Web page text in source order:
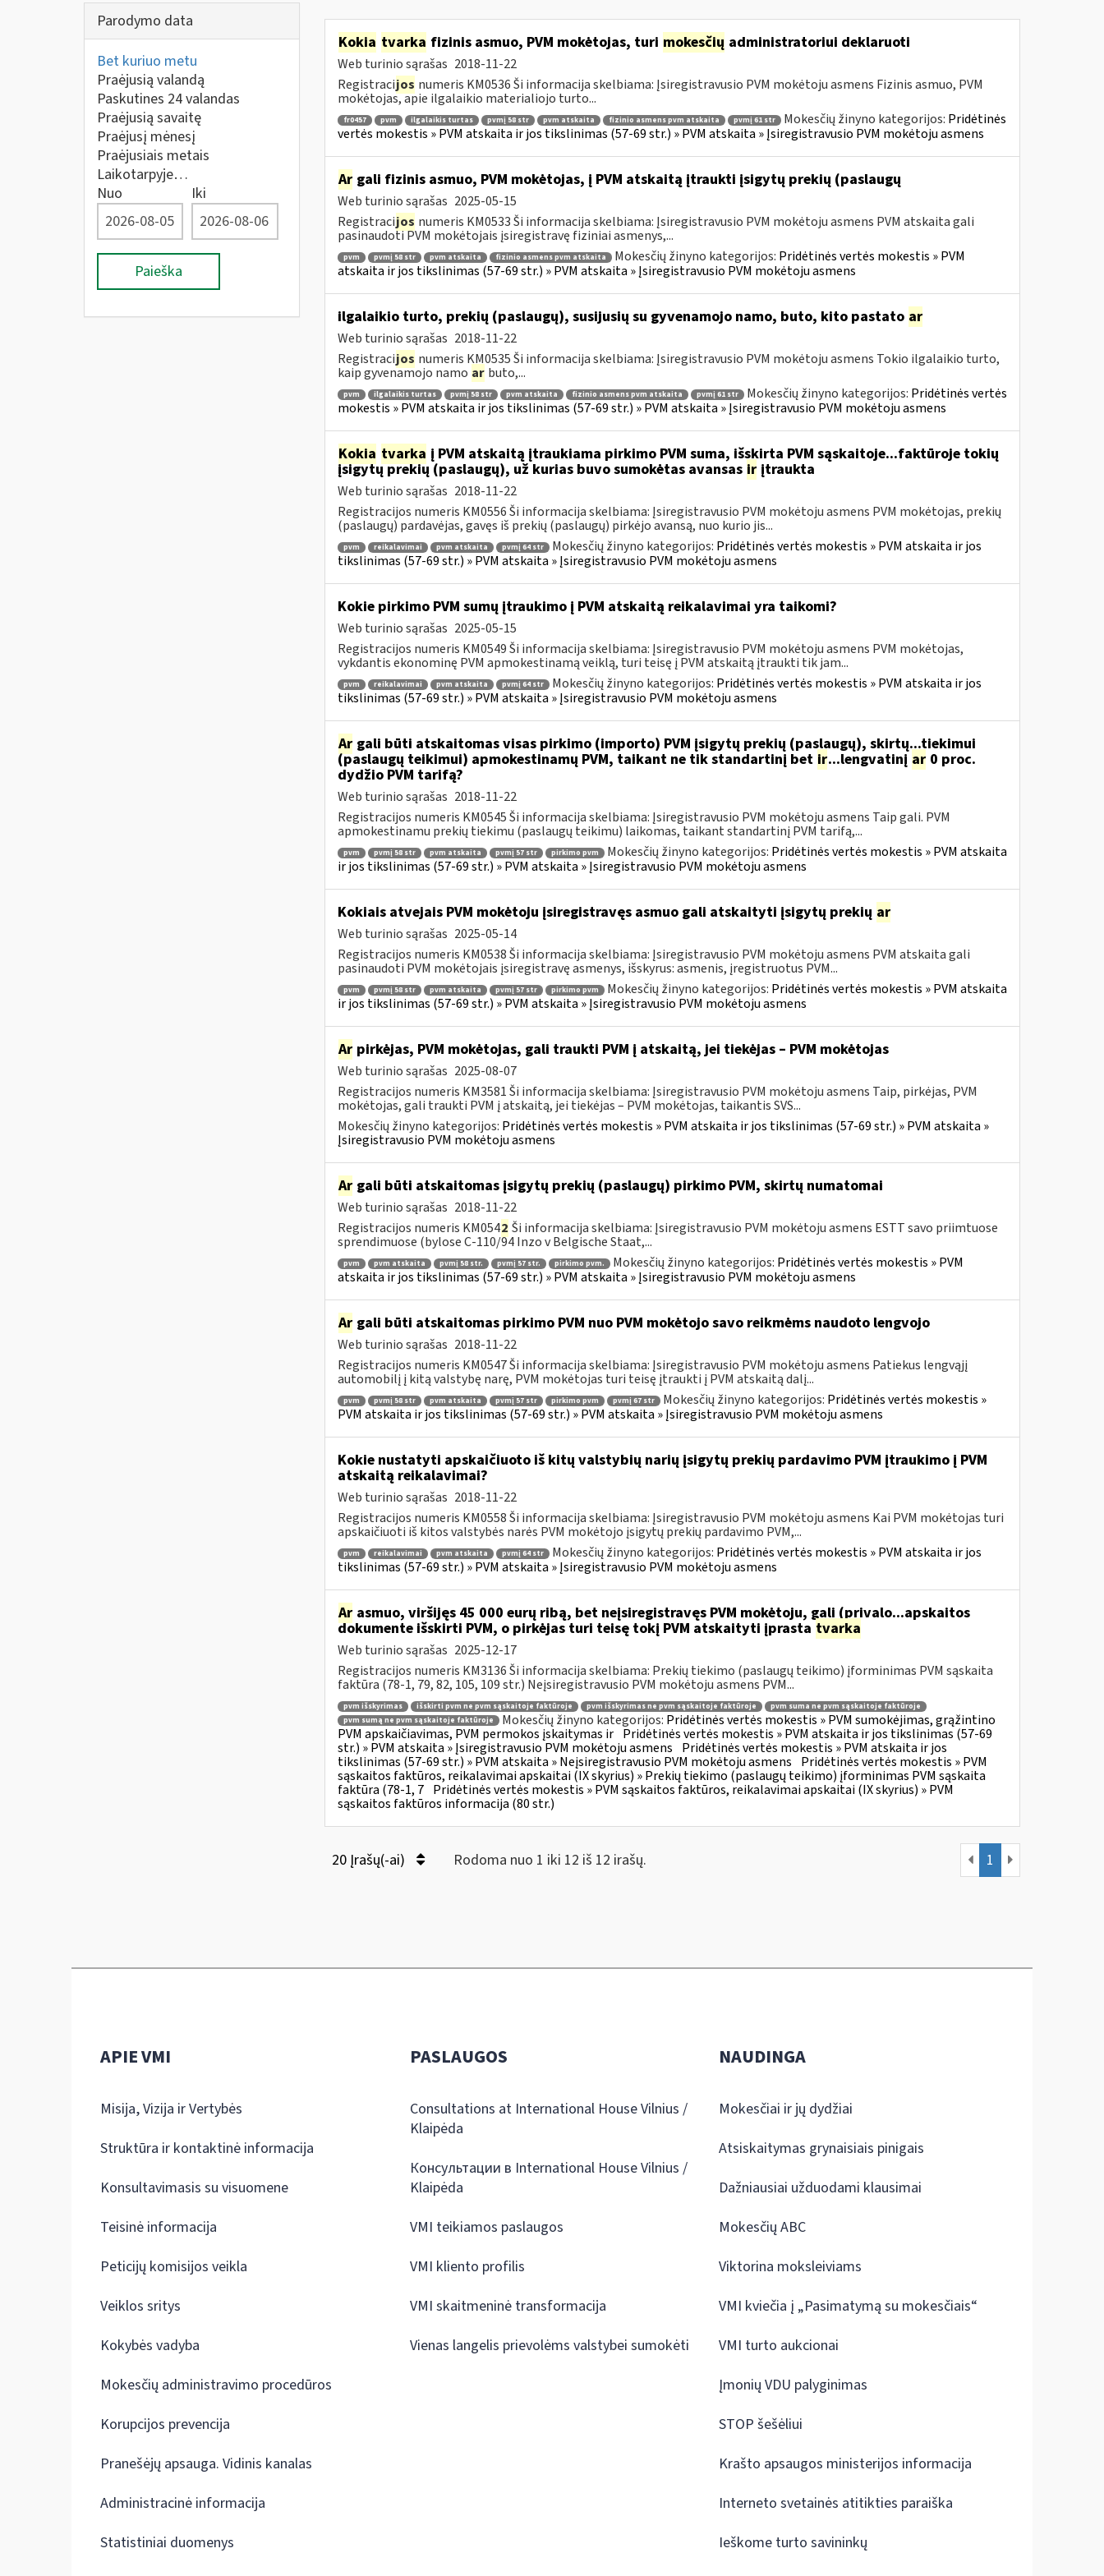
Parodymo data
Bet kuriuo metu
Praėjusią valandą
Paskutines 24 valandas
Praėjusią savaitę
Praėjusį mėnesį
Praėjusiais metais
Laikotarpyje…
Nuo
Iki
Paieška
Kokia tvarka fizinis asmuo, PVM mokėtojas, turi mokesčių administratoriui deklaruoti
Web turinio sąrašas 2018-11-22
Registracijos numeris KM0536 Ši informacija skelbiama: Įsiregistravusio PVM mokėtoju asmens Fizinis asmuo, PVM
mokėtojas, apie ilgalaikio materialiojo turto...
fr0457 pvm ilgalaikis turtas pvmį 58 str pvm atskaita fizinio asmens pvm atskaita pvmį 61 str Mokesčių žinyno kategorijos: Pridėtinės
vertės mokestis » PVM atskaita ir jos tikslinimas (57-69 str.) » PVM atskaita » Įsiregistravusio PVM mokėtoju asmens
Argali fizinis asmuo, PVM mokėtojas, į PVM atskaitą įtraukti įsigytų prekių (paslaugų
Web turinio sąrašas 2025-05-15
Registracijos numeris KM0533 Ši informacija skelbiama: Įsiregistravusio PVM mokėtoju asmens PVM atskaita gali
pasinaudoti PVM mokėtojais įsiregistravę fiziniai asmenys,...
pvm pvmį 58 str pvm atskaita fizinio asmens pvm atskaita Mokesčių žinyno kategorijos: Pridėtinės vertės mokestis » PVM
atskaita ir jos tikslinimas (57-69 str.) » PVM atskaita » Įsiregistravusio PVM mokėtoju asmens
ilgalaikio turto, prekių (paslaugų), susijusių su gyvenamojo namo, buto, kito pastato ar
Web turinio sąrašas 2018-11-22
Registracijos numeris KM0535 Ši informacija skelbiama: Įsiregistravusio PVM mokėtoju asmens Tokio ilgalaikio turto,
kaip gyvenamojo namo ar buto,...
pvm ilgalaikis turtas pvmį 58 str pvm atskaita fizinio asmens pvm atskaita pvmį 61 str Mokesčių žinyno kategorijos: Pridėtinės vertės
mokestis » PVM atskaita ir jos tikslinimas (57-69 str.) » PVM atskaita » Įsiregistravusio PVM mokėtoju asmens
Kokia tvarka į PVM atskaitą įtraukiama pirkimo PVM suma, išskirta PVM sąskaitoje...faktūroje tokių
įsigytų prekių (paslaugų), už kurias buvo sumokėtas avansas irįtraukta
Web turinio sąrašas 2018-11-22
Registracijos numeris KM0556 Ši informacija skelbiama: Įsiregistravusio PVM mokėtoju asmens PVM mokėtojas, prekių
(paslaugų) pardavėjas, gavęs iš prekių (paslaugų) pirkėjo avansą, nuo kurio jis...
pvm reikalavimai pvm atskaita pvmį 64 str Mokesčių žinyno kategorijos: Pridėtinės vertės mokestis » PVM atskaita ir jos
tikslinimas (57-69 str.) » PVM atskaita » Įsiregistravusio PVM mokėtoju asmens
Kokie pirkimo PVM sumų įtraukimo į PVM atskaitą reikalavimai yra taikomi?
Web turinio sąrašas 2025-05-15
Registracijos numeris KM0549 Ši informacija skelbiama: Įsiregistravusio PVM mokėtoju asmens PVM mokėtojas,
vykdantis ekonominę PVM apmokestinamą veiklą, turi teisę į PVM atskaitą įtraukti tik jam...
pvm reikalavimai pvm atskaita pvmį 64 str Mokesčių žinyno kategorijos: Pridėtinės vertės mokestis » PVM atskaita ir jos
tikslinimas (57-69 str.) » PVM atskaita » Įsiregistravusio PVM mokėtoju asmens
Argali būti atskaitomas visas pirkimo (importo) PVM įsigytų prekių (paslaugų), skirtų...tiekimui
(paslaugų teikimui) apmokestinamų PVM, taikant ne tik standartinį bet ir...lengvatinį ar0 proc.
dydžio PVM tarifą?
Web turinio sąrašas 2018-11-22
Registracijos numeris KM0545 Ši informacija skelbiama: Įsiregistravusio PVM mokėtoju asmens Taip gali. PVM
apmokestinamu prekių tiekimu (paslaugų teikimu) laikomas, taikant standartinį PVM tarifą,...
pvm pvmį 58 str pvm atskaita pvmį 57 str pirkimo pvm Mokesčių žinyno kategorijos: Pridėtinės vertės mokestis » PVM atskaita
ir jos tikslinimas (57-69 str.) » PVM atskaita » Įsiregistravusio PVM mokėtoju asmens
Kokiais atvejais PVM mokėtoju įsiregistravęs asmuo gali atskaityti įsigytų prekių ar
Web turinio sąrašas 2025-05-14
Registracijos numeris KM0538 Ši informacija skelbiama: Įsiregistravusio PVM mokėtoju asmens PVM atskaita gali
pasinaudoti PVM mokėtojais įsiregistravę asmenys, išskyrus: asmenis, įregistruotus PVM...
pvm pvmį 58 str pvm atskaita pvmį 57 str pirkimo pvm Mokesčių žinyno kategorijos: Pridėtinės vertės mokestis » PVM atskaita
ir jos tikslinimas (57-69 str.) » PVM atskaita » Įsiregistravusio PVM mokėtoju asmens
Arpirkėjas, PVM mokėtojas, gali traukti PVM į atskaitą, jei tiekėjas – PVM mokėtojas
Web turinio sąrašas 2025-08-07
Registracijos numeris KM3581 Ši informacija skelbiama: Įsiregistravusio PVM mokėtoju asmens Taip, pirkėjas, PVM
mokėtojas, gali traukti PVM į atskaitą, jei tiekėjas – PVM mokėtojas, taikantis SVS...
Mokesčių žinyno kategorijos: Pridėtinės vertės mokestis » PVM atskaita ir jos tikslinimas (57-69 str.) » PVM atskaita »
Įsiregistravusio PVM mokėtoju asmens
Argali būti atskaitomas įsigytų prekių (paslaugų) pirkimo PVM, skirtų numatomai
Web turinio sąrašas 2018-11-22
Registracijos numeris KM0542 Ši informacija skelbiama: Įsiregistravusio PVM mokėtoju asmens ESTT savo priimtuose
sprendimuose (bylose C-110/94 Inzo v Belgische Staat,...
pvm pvm atskaita pvmį 58 str. pvmį 57 str. pirkimo pvm. Mokesčių žinyno kategorijos: Pridėtinės vertės mokestis » PVM
atskaita ir jos tikslinimas (57-69 str.) » PVM atskaita » Įsiregistravusio PVM mokėtoju asmens
Argali būti atskaitomas pirkimo PVM nuo PVM mokėtojo savo reikmėms naudoto lengvojo
Web turinio sąrašas 2018-11-22
Registracijos numeris KM0547 Ši informacija skelbiama: Įsiregistravusio PVM mokėtoju asmens Patiekus lengvąjį
automobilį į kitą valstybę narę, PVM mokėtojas turi teisę įtraukti į PVM atskaitą dalį...
pvm pvmį 58 str pvm atskaita pvmį 57 str pirkimo pvm pvmį 67 str Mokesčių žinyno kategorijos: Pridėtinės vertės mokestis »
PVM atskaita ir jos tikslinimas (57-69 str.) » PVM atskaita » Įsiregistravusio PVM mokėtoju asmens
Kokie nustatyti apskaičiuoto iš kitų valstybių narių įsigytų prekių pardavimo PVM įtraukimo į PVM
atskaitą reikalavimai?
Web turinio sąrašas 2018-11-22
Registracijos numeris KM0558 Ši informacija skelbiama: Įsiregistravusio PVM mokėtoju asmens Kai PVM mokėtojas turi
apskaičiuoti iš kitos valstybės narės PVM mokėtojo įsigytų prekių pardavimo PVM,...
pvm reikalavimai pvm atskaita pvmį 64 str Mokesčių žinyno kategorijos: Pridėtinės vertės mokestis » PVM atskaita ir jos
tikslinimas (57-69 str.) » PVM atskaita » Įsiregistravusio PVM mokėtoju asmens
Arasmuo, viršijęs 45 000 eurų ribą, bet neįsiregistravęs PVM mokėtoju, gali (privalo...apskaitos
dokumente išskirti PVM, o pirkėjas turi teisę tokį PVM atskaityti įprasta tvarka
Web turinio sąrašas 2025-12-17
Registracijos numeris KM3136 Ši informacija skelbiama: Prekių tiekimo (paslaugų teikimo) įforminimas PVM sąskaita
faktūra (78-1, 79, 82, 105, 109 str.) Neįsiregistravusio PVM mokėtoju asmens PVM...
pvm išskyrimas išskirti pvm ne pvm sąskaitoje faktūroje pvm išskyrimas ne pvm sąskaitoje faktūroje
pvm suma ne pvm sąskaitoje faktūroje
pvm sumą ne pvm sąskaitoje faktūroje
Mokesčių žinyno kategorijos: Pridėtinės vertės mokestis » PVM sumokėjimas, grąžintino
PVM apskaičiavimas, PVM permokos įskaitymas ir Pridėtinės vertės mokestis » PVM atskaita ir jos tikslinimas (57-69
str.) » PVM atskaita » Įsiregistravusio PVM mokėtoju asmens Pridėtinės vertės mokestis » PVM atskaita ir jos
tikslinimas (57-69 str.) » PVM atskaita » Neįsiregistravusio PVM mokėtoju asmens Pridėtinės vertės mokestis » PVM
sąskaitos faktūros, reikalavimai apskaitai (IX skyrius) » Prekių tiekimo (paslaugų teikimo) įforminimas PVM sąskaita
faktūra (78-1, 7 Pridėtinės vertės mokestis » PVM sąskaitos faktūros, reikalavimai apskaitai (IX skyrius) » PVM
sąskaitos faktūros informacija (80 str.)
20 Įrašų(-ai) Rodoma nuo 1 iki 12 iš 12 irašų. 1
APIE VMI
Misija, Vizija ir Vertybės
Struktūra ir kontaktinė informacija
Konsultavimasis su visuomene
Teisinė informacija
Peticijų komisijos veikla
Veiklos sritys
Kokybės vadyba
Mokesčių administravimo procedūros
Korupcijos prevencija
Pranešėjų apsauga. Vidinis kanalas
Administracinė informacija
Statistiniai duomenys
PASLAUGOS
Consultations at International House Vilnius /
Klaipėda
Консультации в International House Vilnius /
Klaipėda
VMI teikiamos paslaugos
VMI kliento profilis
VMI skaitmeninė transformacija
Vienas langelis prievolėms valstybei sumokėti
NAUDINGA
Mokesčiai ir jų dydžiai
Atsiskaitymas grynaisiais pinigais
Dažniausiai užduodami klausimai
Mokesčių ABC
Viktorina moksleiviams
VMI kviečia į „Pasimatymą su mokesčiais“
VMI turto aukcionai
Įmonių VDU palyginimas
STOP šešėliui
Krašto apsaugos ministerijos informacija
Interneto svetainės atitikties paraiška
Ieškome turto savininkų